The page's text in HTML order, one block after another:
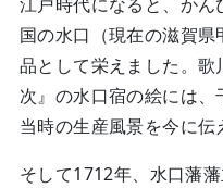
江戸時代になると、か
国の水口（現在の滋賀
品として栄えました。
次』の水口宿の絵には、
当時の生産風景を今に伝
そして1712年、水口藩